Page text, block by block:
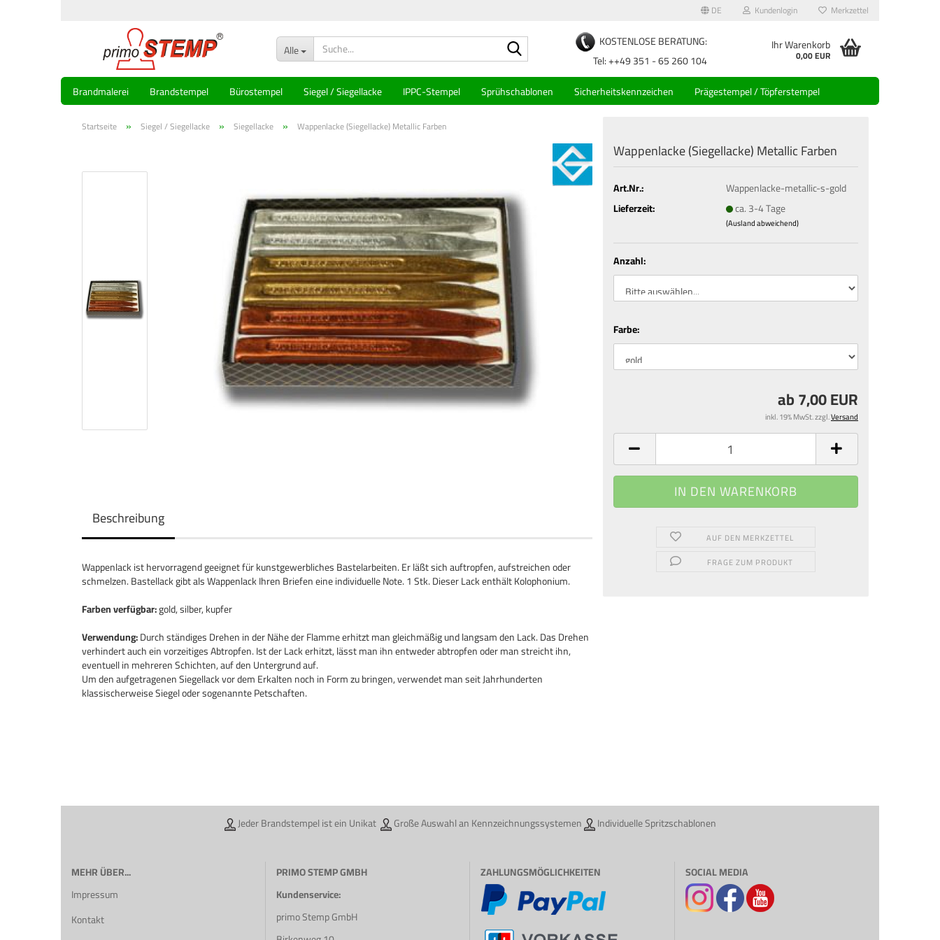
DE Kundenlogin Merkzettel
Alle Suche...
KOSTENLOSE BERATUNG:
Tel: ++49 351 - 65 260 104
Ihr Warenkorb
0,00 EUR
Brandmalerei Brandstempel Bürostempel Siegel / Siegellacke IPPC-Stempel Sprühschablonen Sicherheitskennzeichen Prägestempel / Töpferstempel
Startseite » Siegel / Siegellacke » Siegellacke » Wappenlacke (Siegellacke) Metallic Farben
Wappenlacke (Siegellacke) Metallic Farben
Art.Nr.:
Wappenlacke-metallic-s-gold
Lieferzeit:
ca. 3-4 Tage
(Ausland abweichend)
Anzahl:
Farbe:
ab 7,00 EUR
inkl. 19% MwSt. zzgl.Versand
AUF DEN MERKZETTEL
FRAGE ZUM PRODUKT
Beschreibung
Wappenlack ist hervorragend geeignet für kunstgewerbliches Bastelarbeiten. Er läßt sich auftropfen, aufstreichen oder
schmelzen. Bastellack gibt als Wappenlack Ihren Briefen eine individuelle Note. 1 Stk. Dieser Lack enthält Kolophonium.
Farben verfügbar:gold, silber, kupfer
Verwendung:Durch ständiges Drehen in der Nähe der Flamme erhitzt man gleichmäßig und langsam den Lack. Das Drehen
verhindert auch ein vorzeitiges Abtropfen. Ist der Lack erhitzt, lässt man ihn entweder abtropfen oder man streicht ihn,
eventuell in mehreren Schichten, auf den Untergrund auf.
Um den aufgetragenen Siegellack vor dem Erkalten noch in Form zu bringen, verwendet man seit Jahrhunderten
klassischerweise Siegel oder sogenannte Petschaften.
Jeder Brandstempel ist ein Unikat Große Auswahl an Kennzeichnungssystemen Individuelle Spritzschablonen
MEHR ÜBER...
Impressum
Kontakt
PRIMO STEMP GMBH
Kundenservice:
primo Stemp GmbH
ZAHLUNGSMÖGLICHKEITEN SOCIAL MEDIA